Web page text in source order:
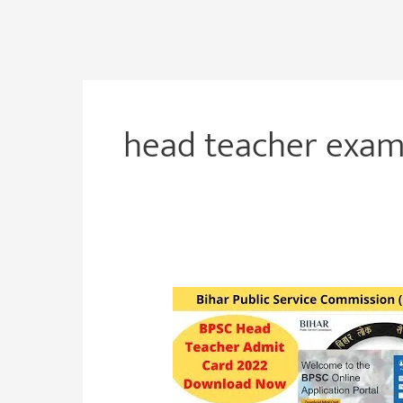
head teacher
BPSC
Head
Teacher
Admit